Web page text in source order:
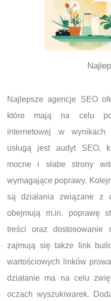
Najlepsze agencje SEO
które mają na celu
internetowej w wynikach
usługą jest audyt SEO,
mocne i słabe strony
wymagające poprawy.
są działania związane z
obejmują m.in. poprawę
treści oraz dostosowanie
zajmują się także link
wartościowych linków
działanie ma na celu
oczach wyszukiwarek.